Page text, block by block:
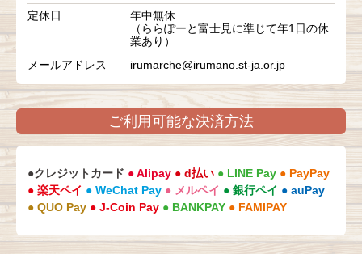
定休日
年中無休
（ららぽーと富士見に準じて年1日の休
業あり）
メールアドレス
irumarche@irumano.st-ja.or.jp
ご利用可能な決済方法
●クレジットカード ● Alipay ● d払い ● LINE Pay ● PayPay
● 楽天ペイ ● WeChat Pay ● メルペイ ● 銀行ペイ ● auPay
● QUO Pay ● J-Coin Pay ● BANKPAY ● FAMIPAY